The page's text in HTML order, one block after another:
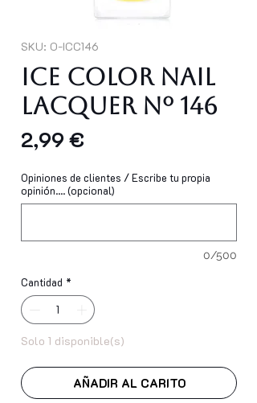
SKU: O-ICC146
Ice Color Nail
Lacquer Nº 146
2,99 €
Opiniones de clientes / Escribe tu propia
opinión.... (opcional)
0/500
Cantidad *
Solo 1 disponible(s)
AÑADIR AL CARITO